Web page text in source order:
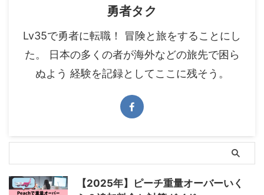
勇者タク
Lv35で勇者に転職！ 冒険と旅をすることにし
た。 日本の多くの者が海外などの旅先で困ら
ぬよう 経験を記録としてここに残そう。
【2025年】ピーチ重量オーバーいく